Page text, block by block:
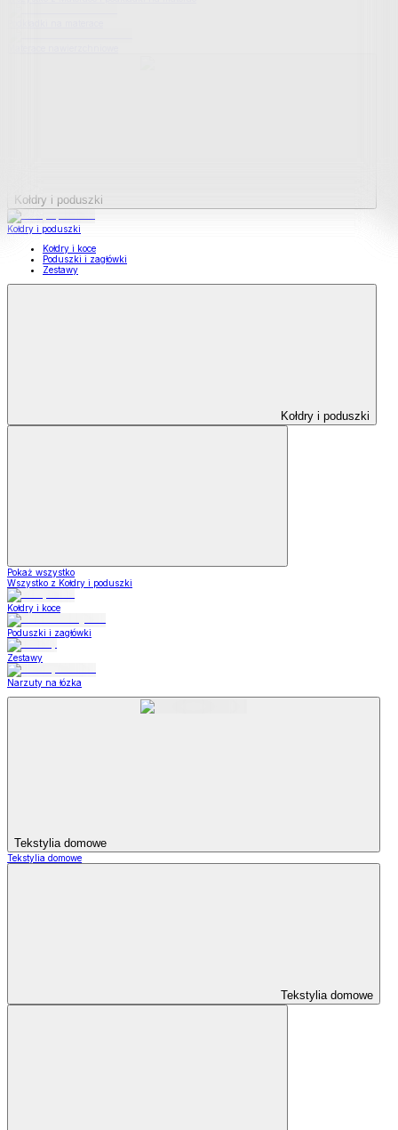
Kołdry i poduszki
Kołdry i poduszki
Kołdry i koce
Poduszki i zagłówki
Zestawy
Kołdry i poduszki
Pokaż wszystko
Wszystko z Kołdry i poduszki
Kołdry i koce
Poduszki i zagłówki
Zestawy
Narzuty na łózka
Tekstylia domowe
Tekstylia domowe
Tekstylia domowe